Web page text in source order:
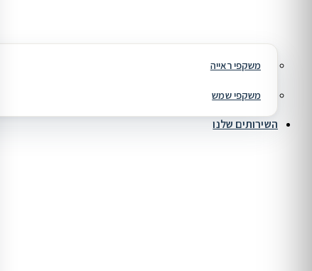
משקפי ראייה
משקפי שמש
השירותים שלנו